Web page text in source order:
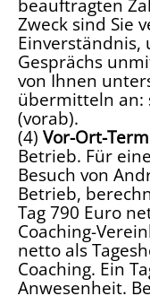
beauftragten
Zweck sind Sie
Einverständnis,
Gesprächs
von Ihnen
übermitteln an:
(vorab).
(4) Vor-Ort-
Betrieb. Für
Besuch von
Betrieb,
Tag 790 Euro
Coaching-
netto als
Coaching. Ein
Anwesenheit.